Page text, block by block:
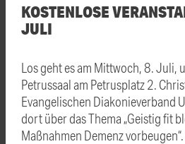
KOSTENLOSE
JULI
Los geht es am Mittwoch, 8. Juli,
Petrussaal am Petrusplatz 2.
Evangelischen Diakonieverband
dort über das Thema „Geistig fit
Maßnahmen Demenz vorbeugen“.